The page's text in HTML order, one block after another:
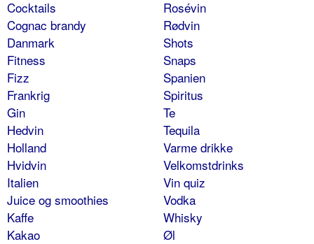
Cocktails
Cognac brandy
Danmark
Fitness
Fizz
Frankrig
Gin
Hedvin
Holland
Hvidvin
Italien
Juice og smoothies
Kaffe
Kakao
Rosévin
Rødvin
Shots
Snaps
Spanien
Spiritus
Te
Tequila
Varme drikke
Velkomstdrinks
Vin quiz
Vodka
Whisky
Øl